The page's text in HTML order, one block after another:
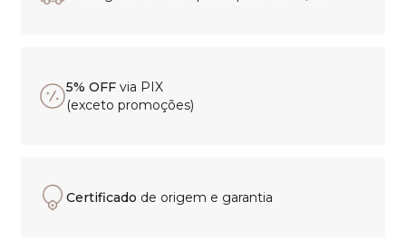
5% OFF via PIX
(exceto promoções)
Certificado de origem e garantia